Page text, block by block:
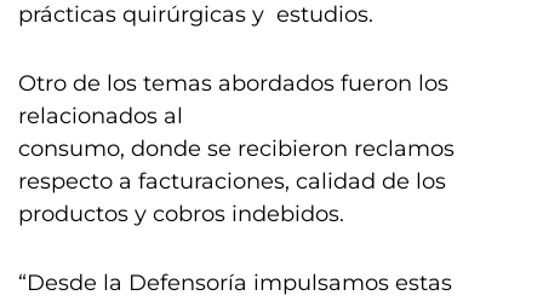
prácticas quirúrgicas y estudios.
Otro de los temas abordados fueron los
relacionados al
consumo, donde se recibieron reclamos
respecto a facturaciones, calidad de los
productos y cobros indebidos.
“Desde la Defensoría impulsamos estas